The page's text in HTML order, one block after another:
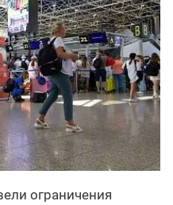
ограничения